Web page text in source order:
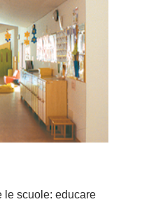
le scuole: educare